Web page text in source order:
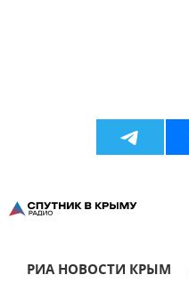
РИА НОВОСТИ КРЫМ